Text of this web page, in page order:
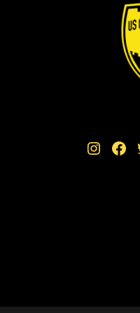
Instagram Facebook Twitter